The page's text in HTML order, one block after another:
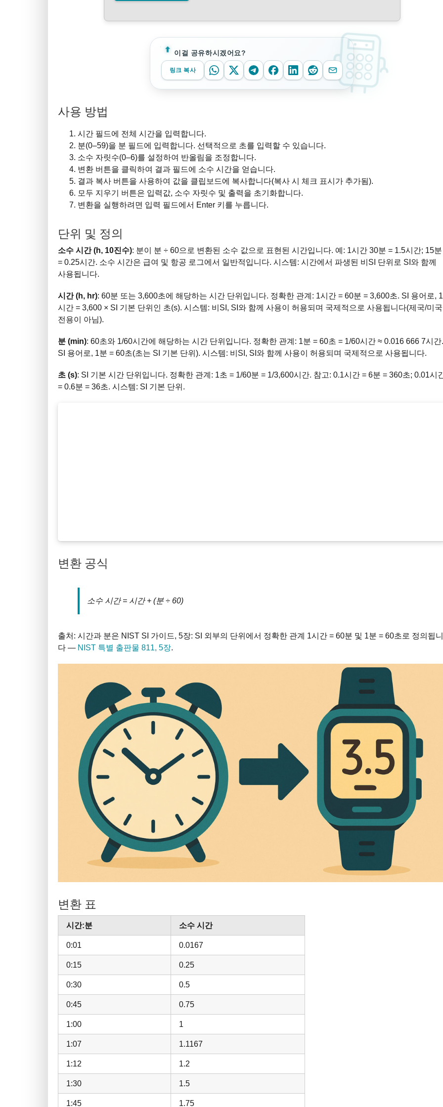
이걸 공유하시겠어요?
링크 복사
사용 방법
시간 필드에 전체 시간을 입력합니다.
분(0–59)을 분 필드에 입력합니다. 선택적으로 초를 입력할 수 있습니다.
소수 자릿수(0–6)를 설정하여 반올림을 조정합니다.
변환 버튼을 클릭하여 결과 필드에 소수 시간을 얻습니다.
결과 복사 버튼을 사용하여 값을 클립보드에 복사합니다(복사 시 체크 표시가 추가됨).
모두 지우기 버튼은 입력값, 소수 자릿수 및 출력을 초기화합니다.
변환을 실행하려면 입력 필드에서 Enter 키를 누릅니다.
단위 및 정의
소수 시간 (h, 10진수): 분이 분 ÷ 60으로 변환된 소수 값으로 표현된 시간입니다. 예: 1시간 30분 = 1.5시간; 15분
= 0.25시간. 소수 시간은 급여 및 항공 로그에서 일반적입니다. 시스템: 시간에서 파생된 비SI 단위로 SI와 함께
사용됩니다.
시간 (h, hr): 60분 또는 3,600초에 해당하는 시간 단위입니다. 정확한 관계: 1시간 = 60분 = 3,600초. SI 용어로, 1
시간 = 3,600 × SI 기본 단위인 초(s). 시스템: 비SI, SI와 함께 사용이 허용되며 국제적으로 사용됩니다(제국/미국
전용이 아님).
분 (min): 60초와 1/60시간에 해당하는 시간 단위입니다. 정확한 관계: 1분 = 60초 = 1/60시간 ≈ 0.016 666 7시간.
SI 용어로, 1분 = 60초(초는 SI 기본 단위). 시스템: 비SI, SI와 함께 사용이 허용되며 국제적으로 사용됩니다.
초 (s): SI 기본 시간 단위입니다. 정확한 관계: 1초 = 1/60분 = 1/3,600시간. 참고: 0.1시간 = 6분 = 360초; 0.01시
= 0.6분 = 36초. 시스템: SI 기본 단위.
변환 공식
소수 시간 = 시간 + (분 ÷ 60)
출처: 시간과 분은 NIST SI 가이드, 5장: SI 외부의 단위에서 정확한 관계 1시간 = 60분 및 1분 = 60초로 정의됩니
다 — NIST 특별 출판물 811, 5장.
변환 표
시간:분 소수 시간
0:01 0.0167
0:15 0.25
0:30 0.5
0:45 0.75
1:00 1
1:07 1.1167
1:12 1.2
1:30 1.5
1:45 1.75